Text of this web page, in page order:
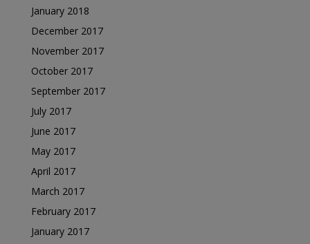
January 2018
December 2017
November 2017
October 2017
September 2017
July 2017
June 2017
May 2017
April 2017
March 2017
February 2017
January 2017